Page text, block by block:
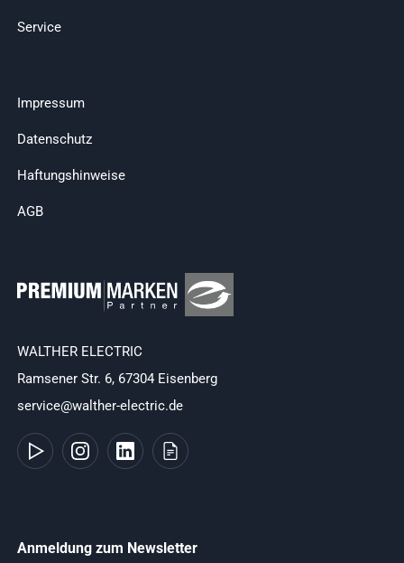
Service
Impressum
Datenschutz
Haftungshinweise
AGB
WALTHER ELECTRIC
Ramsener Str. 6, 67304 Eisenberg
service@walther-electric.de
Anmeldung zum Newsletter